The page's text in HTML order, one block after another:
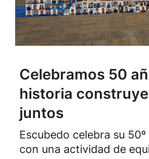
Celebramos 50
historia
juntos
Escubedo celebra su
con una actividad de